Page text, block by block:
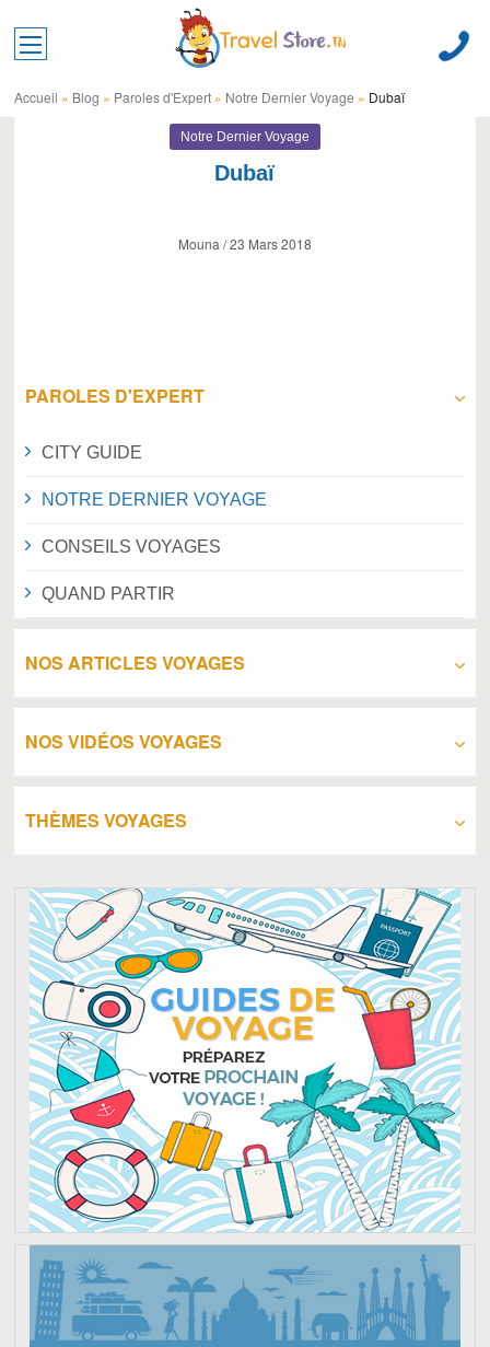
Toggle main menu visibility
Accueil » Blog » Paroles d'Expert » Notre Dernier Voyage » Dubaï
Notre Dernier Voyage
Dubaï
Mouna / 23 Mars 2018
PAROLES D'EXPERT
CITY GUIDE
NOTRE DERNIER VOYAGE
CONSEILS VOYAGES
QUAND PARTIR
NOS ARTICLES VOYAGES
NOS VIDÉOS VOYAGES
THÈMES VOYAGES